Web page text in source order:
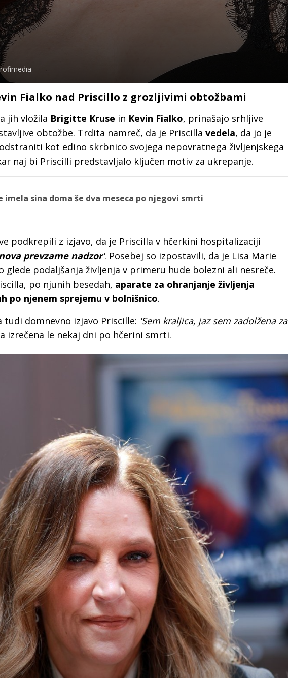
Fialko nad Priscillo z grozljivimi obtožbami
jih vložila Brigitte Kruse in Kevin Fialko, prinašajo srhljive
obtožbe. Trdita namreč, da je Priscilla vedela, da jo je
kot edino skrbnico svojega nepovratnega življenjskega
naj bi Priscilli predstavljalo ključen motiv za ukrepanje.
imela sina doma še dva meseca po njegovi smrti
podkrepili z izjavo, da je Priscilla v hčerkini hospitalizaciji
prevzame nadzor'. Posebej so izpostavili, da je Lisa Marie
glede podaljšanja življenja v primeru hude bolezni ali nesreče.
po njunih besedah, aparate za ohranjanje življenja
po njenem sprejemu v bolnišnico.
tudi domnevno izjavo Priscille: 'Sem kraljica, jaz sem zadolžena za
izrečena le nekaj dni po hčerini smrti.